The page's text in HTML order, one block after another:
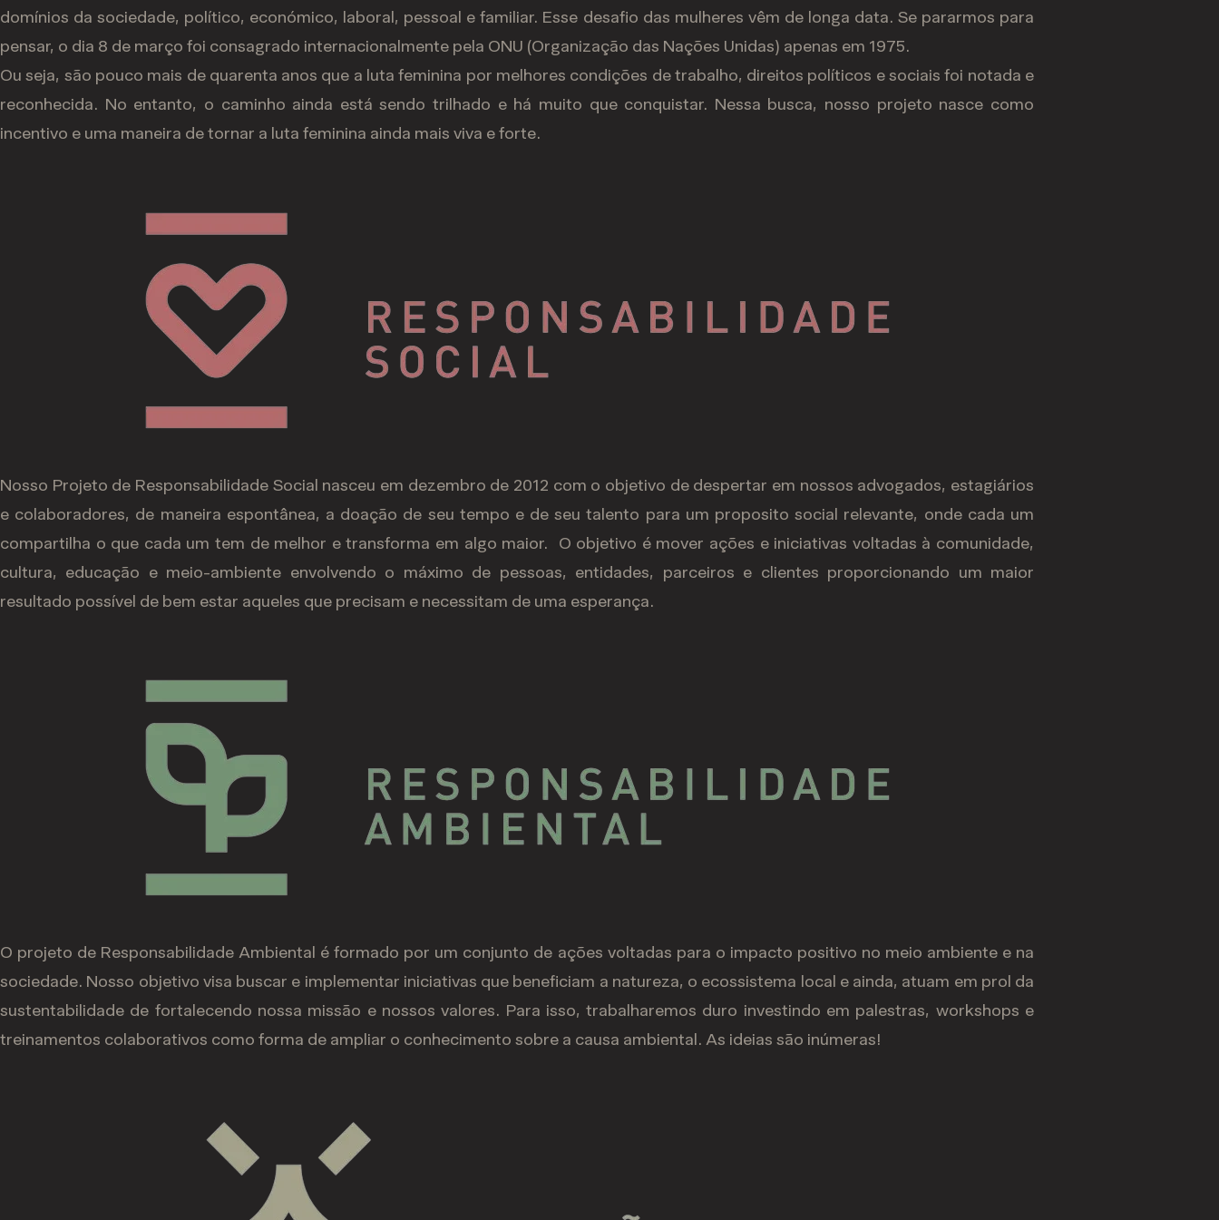
domínios da sociedade, político, económico, laboral, pessoal e familiar. Esse desafio das mulheres vêm de longa data. Se pararmos para
pensar, o dia 8 de março foi consagrado internacionalmente pela ONU (Organização das Nações Unidas) apenas em 1975.
Ou seja, são pouco mais de quarenta anos que a luta feminina por melhores condições de trabalho, direitos políticos e sociais foi notada e
reconhecida. No entanto, o caminho ainda está sendo trilhado e há muito que conquistar. Nessa busca, nosso projeto nasce como
incentivo e uma maneira de tornar a luta feminina ainda mais viva e forte.
Nosso Projeto de Responsabilidade Social nasceu em dezembro de 2012 com o objetivo de despertar em nossos advogados, estagiários
e colaboradores, de maneira espontânea, a doação de seu tempo e de seu talento para um proposito social relevante, onde cada um
compartilha o que cada um tem de melhor e transforma em algo maior. O objetivo é mover ações e iniciativas voltadas à comunidade,
cultura, educação e meio-ambiente envolvendo o máximo de pessoas, entidades, parceiros e clientes proporcionando um maior
resultado possível de bem estar aqueles que precisam e necessitam de uma esperança.
O projeto de Responsabilidade Ambiental é formado por um conjunto de ações voltadas para o impacto positivo no meio ambiente e na
sociedade. Nosso objetivo visa buscar e implementar iniciativas que beneficiam a natureza, o ecossistema local e ainda, atuam em prol da
sustentabilidade de fortalecendo nossa missão e nossos valores. Para isso, trabalharemos duro investindo em palestras, workshops e
treinamentos colaborativos como forma de ampliar o conhecimento sobre a causa ambiental. As ideias são inúmeras!